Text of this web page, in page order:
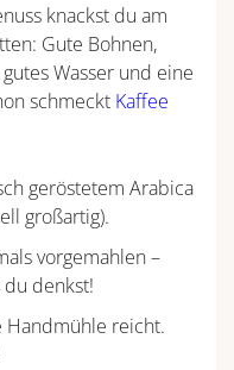
knackst du am
Gute Bohnen,
Wasser und eine
schmeckt Kaffee
geröstetem Arabica
großartig).
vorgemahlen –
denkst!
Handmühle reicht.